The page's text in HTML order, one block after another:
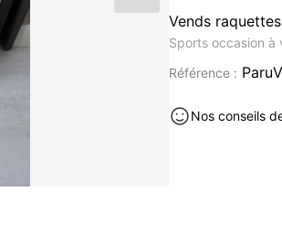
Vends
Sports occasion à
Référence :
Nos conseils